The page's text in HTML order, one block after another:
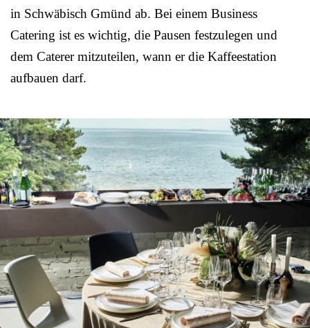
in Schwäbisch Gmünd ab. Bei einem Business
Catering ist es wichtig, die Pausen festzulegen und
dem Caterer mitzuteilen, wann er die Kaffeestation
aufbauen darf.